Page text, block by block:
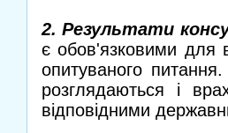
2. Результати
є обов'язковими для
опитуваного
розглядаються і
відповідними